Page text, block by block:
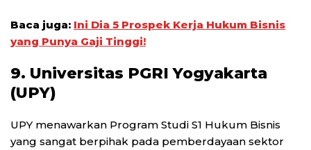
Baca juga: Ini Dia 5 Prospek Kerja Hukum Bisnis
yang Punya Gaji Tinggi!
9. Universitas PGRI Yogyakarta
(UPY)
UPY menawarkan Program Studi S1 Hukum Bisnis
yang sangat berpihak pada pemberdayaan sektor